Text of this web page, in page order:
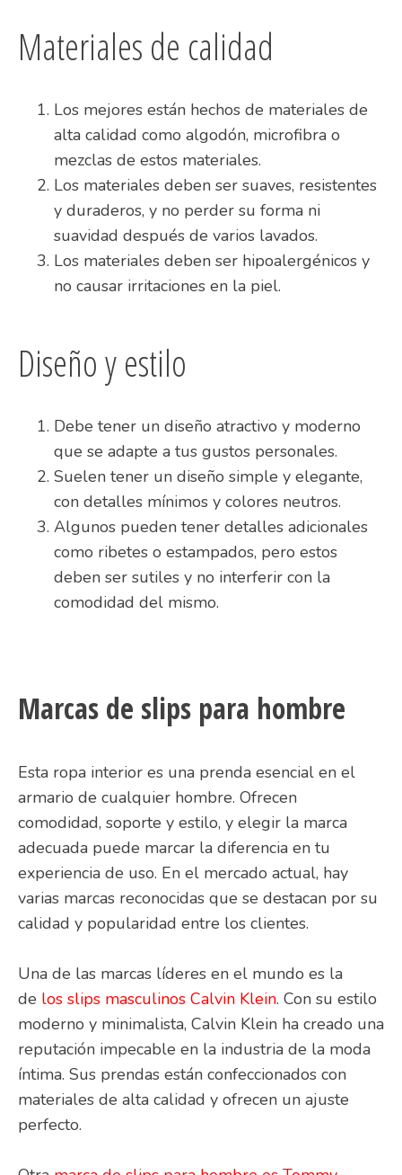
Materiales de calidad
Los mejores están hechos de materiales de
alta calidad como algodón, microfibra o
mezclas de estos materiales.
Los materiales deben ser suaves, resistentes
y duraderos, y no perder su forma ni
suavidad después de varios lavados.
Los materiales deben ser hipoalergénicos y
no causar irritaciones en la piel.
Diseño y estilo
Debe tener un diseño atractivo y moderno
que se adapte a tus gustos personales.
Suelen tener un diseño simple y elegante,
con detalles mínimos y colores neutros.
Algunos pueden tener detalles adicionales
como ribetes o estampados, pero estos
deben ser sutiles y no interferir con la
comodidad del mismo.
Marcas de slips para hombre
Esta ropa interior es una prenda esencial en el
armario de cualquier hombre. Ofrecen
comodidad, soporte y estilo, y elegir la marca
adecuada puede marcar la diferencia en tu
experiencia de uso. En el mercado actual, hay
varias marcas reconocidas que se destacan por su
calidad y popularidad entre los clientes.
Una de las marcas líderes en el mundo es la
de los slips masculinos Calvin Klein. Con su estilo
moderno y minimalista, Calvin Klein ha creado una
reputación impecable en la industria de la moda
íntima. Sus prendas están confeccionados con
materiales de alta calidad y ofrecen un ajuste
perfecto.